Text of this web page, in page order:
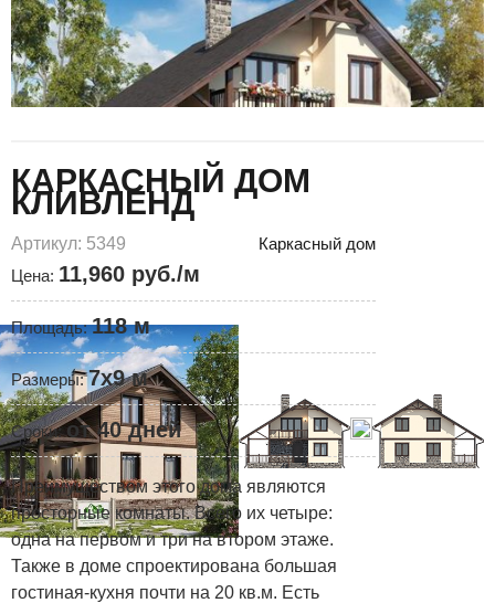
КАРКАСНЫЙ ДОМ
КЛИВЛЕНД
Артикул: 5349
Каркасный дом
Цена: 11,960 руб./м
Площадь:118 м
Размеры:7x9 м
Сроки:от 40 дней
Преимуществом этого дома являются
просторные комнаты. Всего их четыре:
одна на первом и три на втором этаже.
Также в доме спроектирована большая
гостиная-кухня почти на 20 кв.м. Есть